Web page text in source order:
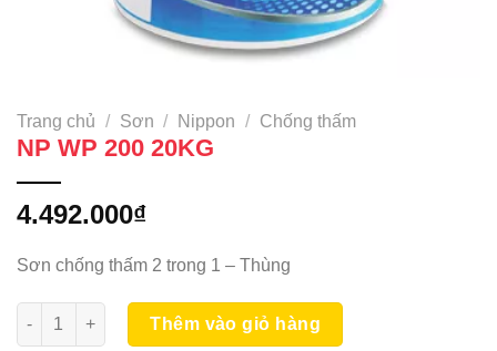
Trang chủ / Sơn / Nippon / Chống thấm
NP WP 200 20KG
4.492.000₫
Sơn chống thấm 2 trong 1 – Thùng
NP WP 200 20KG số lượng
Thêm vào giỏ hàng